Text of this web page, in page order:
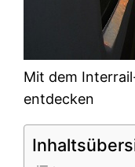
Mit dem
entdecken